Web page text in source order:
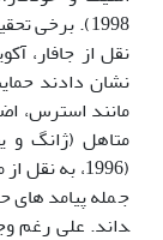
1998). برخی تحقیقات (پال
نقل از جافار،
نشان دادند
مانند استرس،
متاهل (ژانگ و
جمله
داند. علی رغم